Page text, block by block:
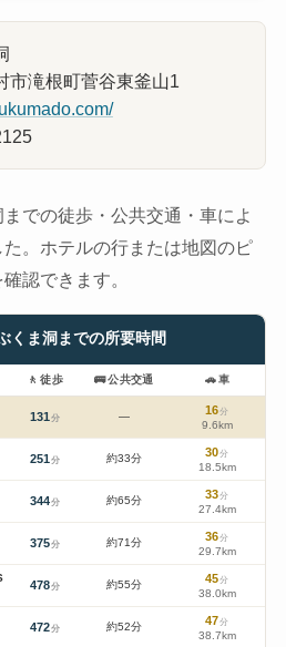
市滝根町菅谷東釜山1
での徒歩・公共交通・車によ
。ホテルの行または地図のピ
認できます。
くま洞までの所要時間
🚶 徒歩 🚌公共交通 🚗車
131 分 — 16分
9.6km
251分 約33分 30分
18.5km
344分 約65分 33分
27.4km
375分 約71分 36分
29.7km
478分 約55分 45分
38.0km
472分 約52分 47分
38.7km